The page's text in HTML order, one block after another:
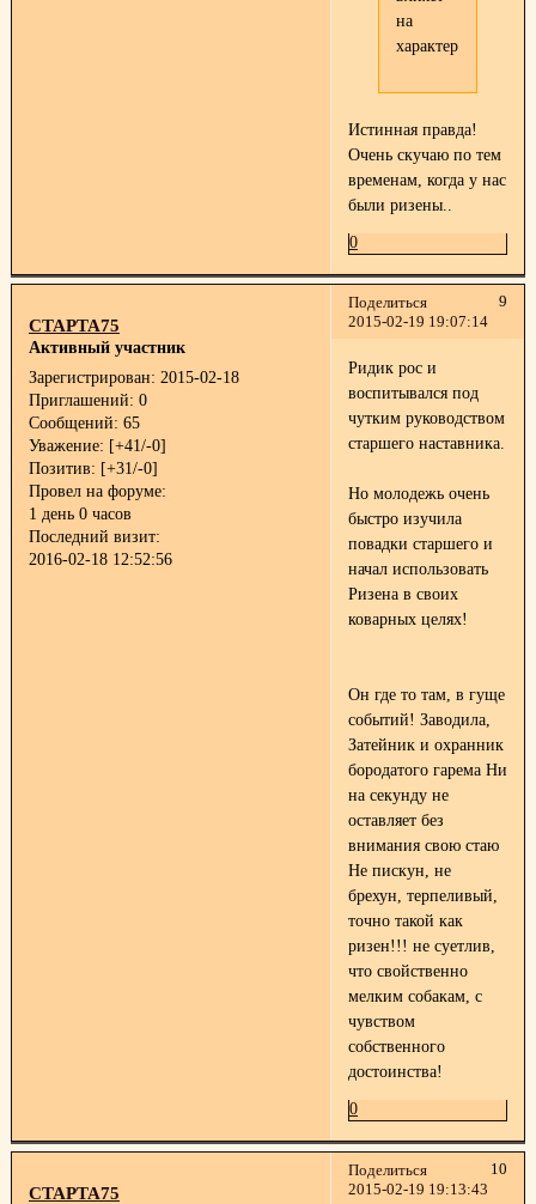
на
характер.
Истинная правда!
Очень скучаю по тем
временам, когда у нас
были ризены..
0
Поделиться
9
2015-02-19 19:07:14
СТАРТА75
Активный участник
Зарегистрирован: 2015-02-18
Приглашений: 0
Сообщений: 65
Уважение: [+41/-0]
Позитив: [+31/-0]
Провел на форуме:
1 день 0 часов
Последний визит:
2016-02-18 12:52:56
Ридик рос и
воспитывался под
чутким руководством
старшего наставника.
Но молодежь очень
быстро изучила
повадки старшего и
начал использовать
Ризена в своих
коварных целях!
Он где то там, в гуще
событий! Заводила,
Затейник и охранник
бородатого гарема Ни
на секунду не
оставляет без
внимания свою стаю
Не пискун, не
брехун, терпеливый,
точно такой как
ризен!!! не суетлив,
что свойственно
мелким собакам, с
чувством
собственного
достоинства!
0
Поделиться
10
2015-02-19 19:13:43
СТАРТА75